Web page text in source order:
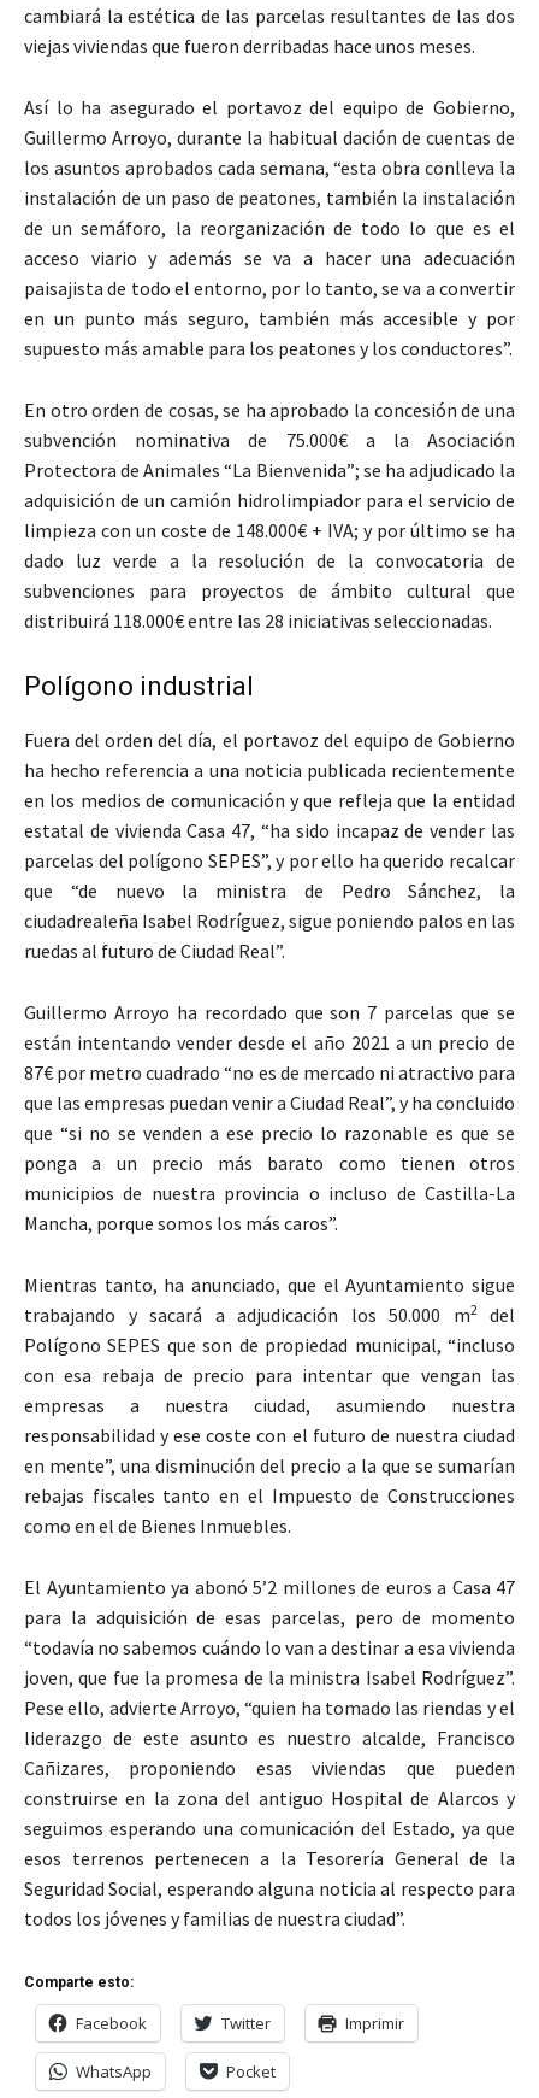
cambiará la estética de las parcelas resultantes de las dos
viejas viviendas que fueron derribadas hace unos meses.
Así lo ha asegurado el portavoz del equipo de Gobierno,
Guillermo Arroyo, durante la habitual dación de cuentas de
los asuntos aprobados cada semana, “esta obra conlleva la
instalación de un paso de peatones, también la instalación
de un semáforo, la reorganización de todo lo que es el
acceso viario y además se va a hacer una adecuación
paisajista de todo el entorno, por lo tanto, se va a convertir
en un punto más seguro, también más accesible y por
supuesto más amable para los peatones y los conductores”.
En otro orden de cosas, se ha aprobado la concesión de una
subvención nominativa de 75.000€ a la Asociación
Protectora de Animales “La Bienvenida”; se ha adjudicado la
adquisición de un camión hidrolimpiador para el servicio de
limpieza con un coste de 148.000€ + IVA; y por último se ha
dado luz verde a la resolución de la convocatoria de
subvenciones para proyectos de ámbito cultural que
distribuirá 118.000€ entre las 28 iniciativas seleccionadas.
Polígono industrial
Fuera del orden del día, el portavoz del equipo de Gobierno
ha hecho referencia a una noticia publicada recientemente
en los medios de comunicación y que refleja que la entidad
estatal de vivienda Casa 47, “ha sido incapaz de vender las
parcelas del polígono SEPES”, y por ello ha querido recalcar
que “de nuevo la ministra de Pedro Sánchez, la
ciudadrealeña Isabel Rodríguez, sigue poniendo palos en las
ruedas al futuro de Ciudad Real”.
Guillermo Arroyo ha recordado que son 7 parcelas que se
están intentando vender desde el año 2021 a un precio de
87€ por metro cuadrado “no es de mercado ni atractivo para
que las empresas puedan venir a Ciudad Real”, y ha concluido
que “si no se venden a ese precio lo razonable es que se
ponga a un precio más barato como tienen otros
municipios de nuestra provincia o incluso de Castilla-La
Mancha, porque somos los más caros”.
Mientras tanto, ha anunciado, que el Ayuntamiento sigue
trabajando y sacará a adjudicación los 50.000 m2del
Polígono SEPES que son de propiedad municipal, “incluso
con esa rebaja de precio para intentar que vengan las
empresas a nuestra ciudad, asumiendo nuestra
responsabilidad y ese coste con el futuro de nuestra ciudad
en mente”, una disminución del precio a la que se sumarían
rebajas fiscales tanto en el Impuesto de Construcciones
como en el de Bienes Inmuebles.
El Ayuntamiento ya abonó 5’2 millones de euros a Casa 47
para la adquisición de esas parcelas, pero de momento
“todavía no sabemos cuándo lo van a destinar a esa vivienda
joven, que fue la promesa de la ministra Isabel Rodríguez”.
Pese ello, advierte Arroyo, “quien ha tomado las riendas y el
liderazgo de este asunto es nuestro alcalde, Francisco
Cañizares, proponiendo esas viviendas que pueden
construirse en la zona del antiguo Hospital de Alarcos y
seguimos esperando una comunicación del Estado, ya que
esos terrenos pertenecen a la Tesorería General de la
Seguridad Social, esperando alguna noticia al respecto para
todos los jóvenes y familias de nuestra ciudad”.
Comparte esto:
Facebook Twitter Imprimir
WhatsApp Pocket